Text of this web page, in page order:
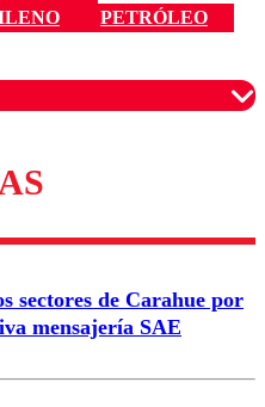
PETRÓLEO
para garantizar un
sectores de Carahue por
mensajería SAE